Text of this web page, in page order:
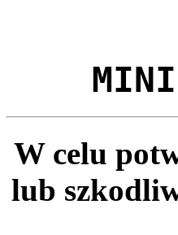
W celu
lub